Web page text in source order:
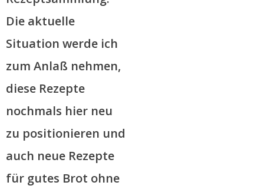
Die aktuelle
Situation werde ich
zum Anlaß nehmen,
diese Rezepte
nochmals hier neu
zu positionieren und
auch neue Rezepte
für gutes Brot ohne